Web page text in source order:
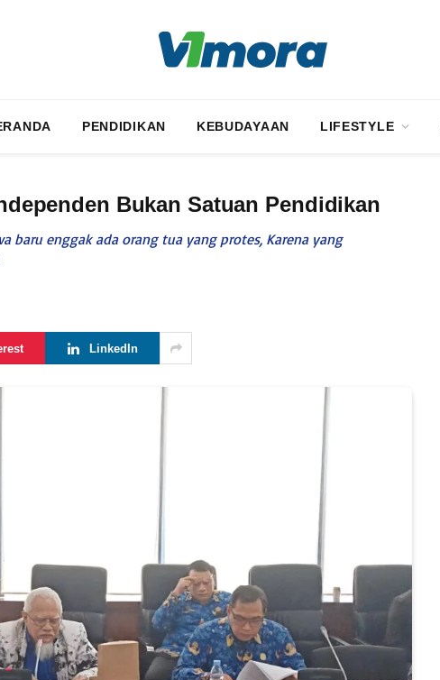
PENDIDIKAN KEBUDAYAAN LIFESTYLE
Bukan Satuan Pendidikan
baru enggak ada orang tua yang protes, Karena yang
LinkedIn